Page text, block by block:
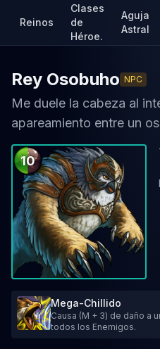
Reinos
Clases
de
Héroe.
Aguja
Astral
Rey Osobuho NPC
Me duele la cabeza al
apareamiento entre un
10
Mega-Chillido
Causa (M + 3) de daño a
todos los Enemigos.